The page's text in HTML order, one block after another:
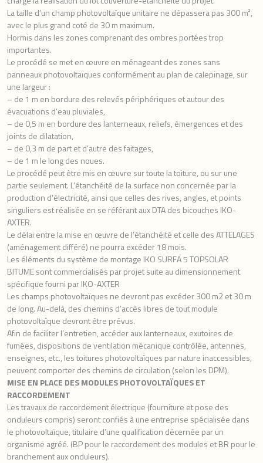
La taille d’un champ photovoltaïque unitaire ne dépassera pas 300 m²,
avec le plus grand coté de 30 m maximum.
Hormis dans les zones comprenant des ombres portées trop
importantes.
Le procédé se met en œuvre en ménageant des zones sans
panneaux photovoltaïques conformément au plan de calepinage, sur
une largeur :
– de 1 m en bordure des relevés périphériques et autour des
évacuations d’eau pluviales,
– de 0,5 m en bordure des lanterneaux, reliefs, émergences et des
joints de dilatation,
– de 0,3 m de part et d’autre des faitages,
– de 1 m le long des noues.
Le procédé peut être mis en œuvre sur toute la toiture, ou sur une
partie seulement. L’étanchéité de la surface non concernée par la
production d’électricité, ainsi que celles des rives, angles, et points
singuliers est réalisée en se référant aux DTA des bicouches IKO-
AXTER.
Le délai entre la mise en œuvre de l’étanchéité et celle des ATTELAGES
(aménagement différé) ne pourra excéder 18 mois.
Les éléments du système de montage IKO SURFA 5 TOPSOLAR
BITUME sont commercialisés par projet suite au dimensionnement
spécifique fourni par IKO-AXTER
Les champs photovoltaïques ne devront pas excéder 300 m2 et 30 m
de long. Au-delà, des chemins d’accès libres de tout module
photovoltaïque devront être prévus.
Afin de faciliter l’entretien, accéder aux lanterneaux, exutoires de
fumées, dispositions de ventilation mécanique contrôlée, antennes,
enseignes, etc., les toitures photovoltaïques par nature inaccessibles,
peuvent comporter des chemins de circulation (selon les DPM).
MISE EN PLACE DES MODULES PHOTOVOLTAÏQUES ET
RACCORDEMENT
Les travaux de raccordement électrique (fourniture et pose des
onduleurs compris) seront confiés à une entreprise spécialisée dans
le photovoltaïque, titulaire d’une qualification décernée par un
organisme agréé. (BP pour le raccordement des modules et BR pour le
branchement aux onduleurs).